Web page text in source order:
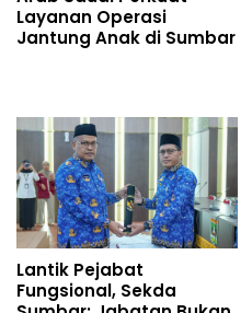
Layanan Operasi
Jantung Anak di Sumbar
Lantik Pejabat
Fungsional, Sekda